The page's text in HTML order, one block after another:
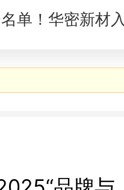
单！华密新材